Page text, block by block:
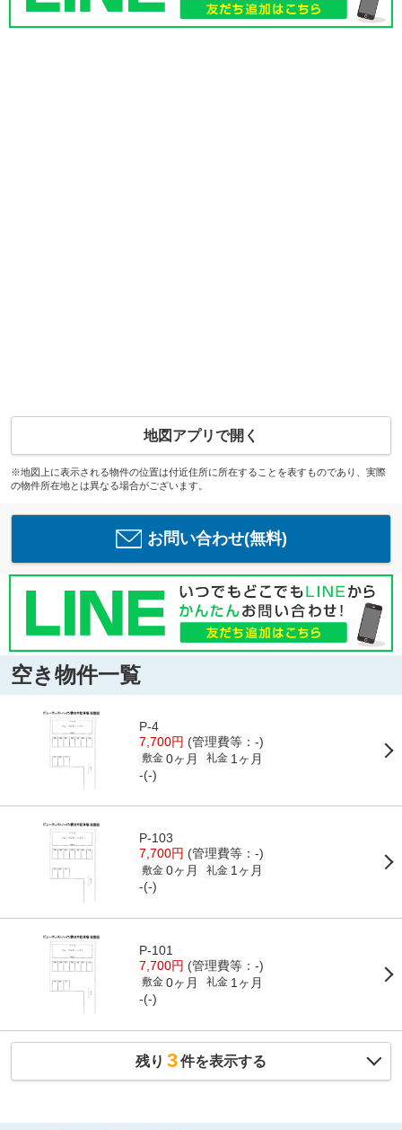
地図アプリで開く
※地図上に表示される物件の位置は付近住所に所在することを表すものであり、実際
の物件所在地とは異なる場合がございます。
お問い合わせ(無料)
空き物件一覧
P-4
7,700円 (管理費等：-)
敷金 0ヶ月 礼金 1ヶ月
-(-)
P-103
7,700円 (管理費等：-)
敷金 0ヶ月 礼金 1ヶ月
-(-)
P-101
7,700円 (管理費等：-)
敷金 0ヶ月 礼金 1ヶ月
-(-)
残り 3件を表示する